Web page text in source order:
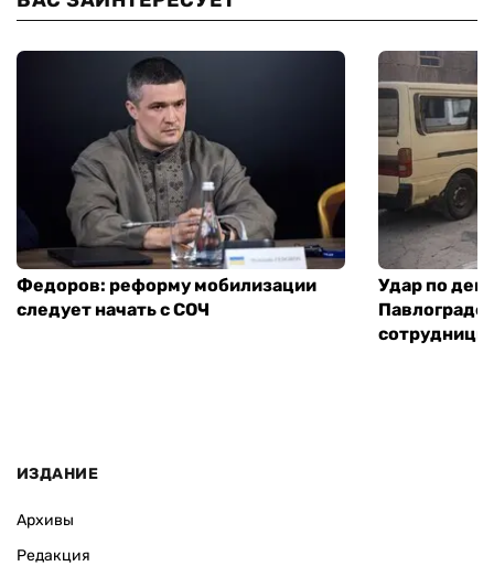
Федоров: реформу мобилизации
следует начать с СОЧ
Удар по
сотрудницы
ИЗДАНИЕ
Архивы
Редакция